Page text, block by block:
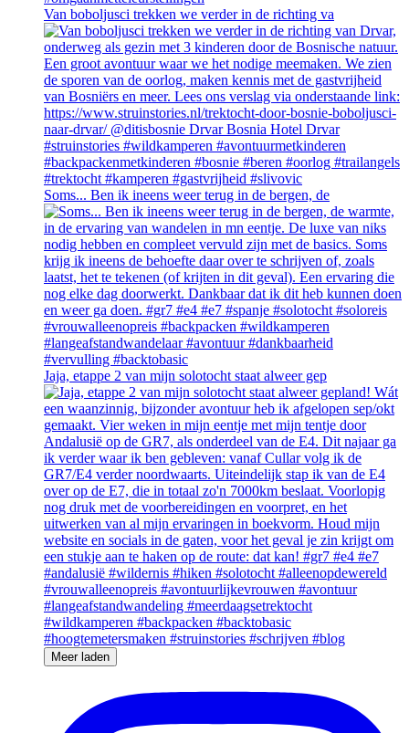
Van boboljusci trekken we verder in de richting va
Soms... Ben ik ineens weer terug in de bergen, de
Jaja, etappe 2 van mijn solotocht staat alweer gep
Meer laden